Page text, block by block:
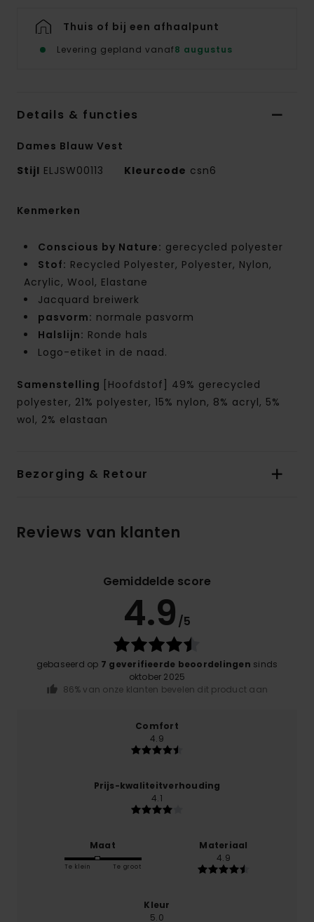
Thuis of bij een afhaalpunt
Levering gepland vanaf8 augustus
Details & functies
Dames Blauw Vest
Stijl ELJSW00113 Kleurcode csn6
Kenmerken
Conscious by Nature: gerecycled polyester
Stof: Recycled Polyester, Polyester, Nylon,
Acrylic, Wool, Elastane
Jacquard breiwerk
pasvorm: normale pasvorm
Halslijn: Ronde hals
Logo-etiket in de naad.
Samenstelling
[Hoofdstof] 49% gerecycled
polyester, 21% polyester, 15% nylon, 8% acryl, 5%
wol, 2% elastaan
Bezorging & Retour
Reviews van klanten
Gemiddelde score
4.9 /5
gebaseerd op 7 geverifieerde beoordelingen sinds
oktober 2025
86% van onze klanten bevelen dit product aan
Comfort
4.9
Prijs-kwaliteitverhouding
4.1
Maat
Te klein Te groot
Materiaal
4.9
Kleur
5.0